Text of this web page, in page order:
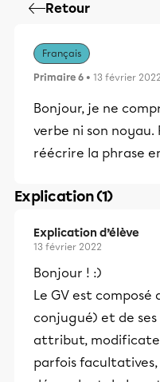
Retour
Français
Primaire 6 • 13 février 2022
Bonjour, je ne
verbe ni son noyau.
réécrire la phrase
Explication (1)
Explication d’élève
13 février 2022
Bonjour ! :)
Le GV est composé
conjugué) et de ses
attribut,
parfois